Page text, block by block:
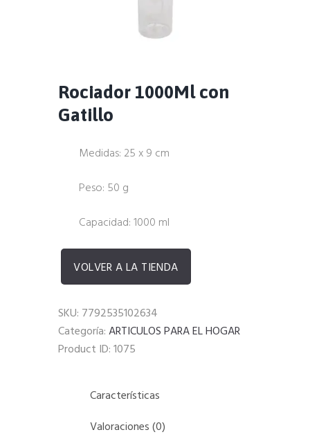
Rociador 1000Ml con
Gatillo
Medidas: 25 x 9 cm
Peso: 50 g
Capacidad: 1000 ml
VOLVER A LA TIENDA
SKU: 7792535102634
Categoría:ARTICULOS PARA EL HOGAR
Product ID:1075
Características
Valoraciones (0)